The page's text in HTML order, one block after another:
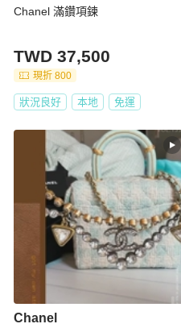
Chanel 滿鑽項鍊
TWD 37,500
現折 800
狀況良好 本地 免運
Chanel